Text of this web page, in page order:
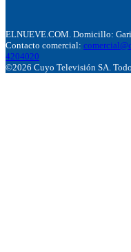
ELNUEVE.COM. Domicillo:
Contacto comercial:
4204020
©2026 Cuyo Televisión SA.